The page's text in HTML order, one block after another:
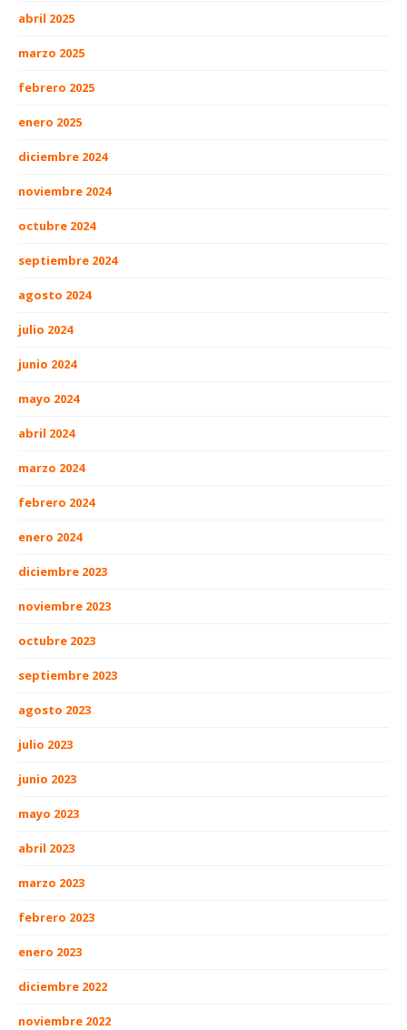
abril 2025
marzo 2025
febrero 2025
enero 2025
diciembre 2024
noviembre 2024
octubre 2024
septiembre 2024
agosto 2024
julio 2024
junio 2024
mayo 2024
abril 2024
marzo 2024
febrero 2024
enero 2024
diciembre 2023
noviembre 2023
octubre 2023
septiembre 2023
agosto 2023
julio 2023
junio 2023
mayo 2023
abril 2023
marzo 2023
febrero 2023
enero 2023
diciembre 2022
noviembre 2022